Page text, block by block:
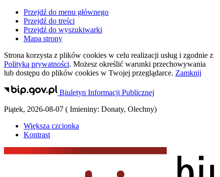
Przejdź do menu głównego
Przejdź do treści
Przejdź do wyszukiwarki
Mapa strony
Strona korzysta z plików cookies w celu realizacji usług i zgodnie z
Polityką prywatności. Możesz określić warunki przechowywania
lub dostępu do plików cookies w Twojej przeglądarce. Zamknij
Biuletyn Informacji Publicznej
Piątek, 2026-08-07 ( Imieniny: Donaty, Olechny)
Większa czcionka
Kontrast